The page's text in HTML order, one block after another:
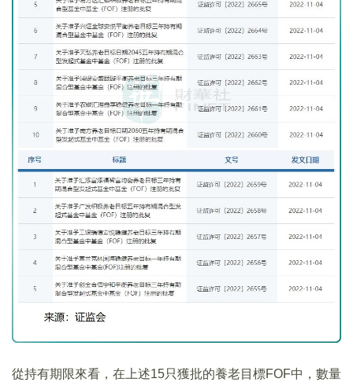
從持有期限來看，在上述15只獲批的養老目標FOF中，數量